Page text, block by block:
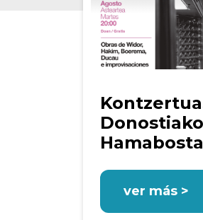
ver más >